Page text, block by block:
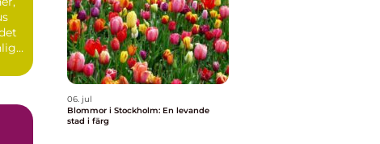
06. jul
Blommor i Stockholm: En levande
stad i färg